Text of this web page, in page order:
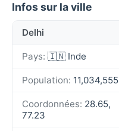
Infos sur la ville
Delhi
Pays: 🇮🇳 Inde
Population: 11,034,555
Coordonnées: 28.65,
77.23